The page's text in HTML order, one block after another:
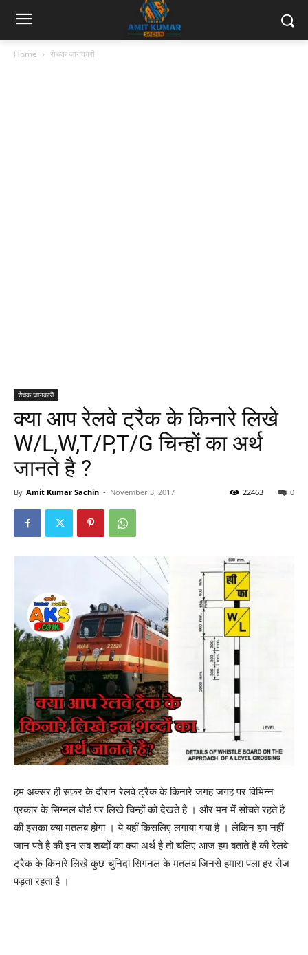
Home रोचक जानकारी
रोचक जानकारी
क्या आप रेलवे ट्रैक के किनारे लिखे
W/L,W,T/P,T/G चिन्हों का अर्थ
जानते है ?
By Amit Kumar Sachin - November 3, 2017 0
22463
हम अक्सर ही सफ़र के दौरान रेलवे ट्रैक के किनारे जगह जगह पर विभिन्न
प्रकार के सिग्नल बोर्ड पर लिखे चिन्हों को देखते है । और मन में सोचते रहते है
की इसका क्या मतलब होगा । ये यहाँ किसलिए लगाया गया है । लेकिन हम नहीं
जान पते है की इन सब शब्दों का क्या अर्थ है तो चलिए आज हम बताते है की रेलवे
ट्रैक के किनारे लिखे कुछ चुनिदा सिगनल के मतलब जिनसे हमारा पला हर रोज
पड़ता रहता है ।